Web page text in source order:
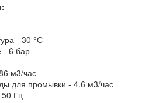
- 30 °С
- 6 бар
м3/час
для промывки - 4,6 м3/час
Гц